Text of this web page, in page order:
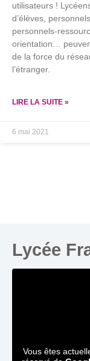
utilisateurs !
d’élèves,
personnels-
orientation…
de la force du
l’étranger.
LIRE LA SUITE »
6 mai 2021
Lycée
Vous êtes